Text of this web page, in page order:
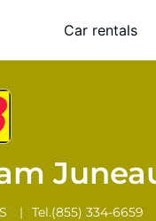
Car rentals
Tel.(855) 334-6659
Hotelregler